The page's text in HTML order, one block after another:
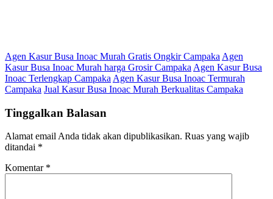
Agen Kasur Busa Inoac Murah Gratis Ongkir Campaka Agen
Kasur Busa Inoac Murah harga Grosir Campaka Agen Kasur Busa
Inoac Terlengkap Campaka Agen Kasur Busa Inoac Termurah
Campaka Jual Kasur Busa Inoac Murah Berkualitas Campaka
Tinggalkan Balasan
Alamat email Anda tidak akan dipublikasikan. Ruas yang wajib
ditandai *
Komentar *